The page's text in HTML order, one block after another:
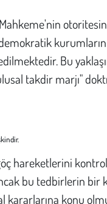
Bu
takdir marjı"
hareketlerini
bu tedbirlerin bir
kararlarına konu